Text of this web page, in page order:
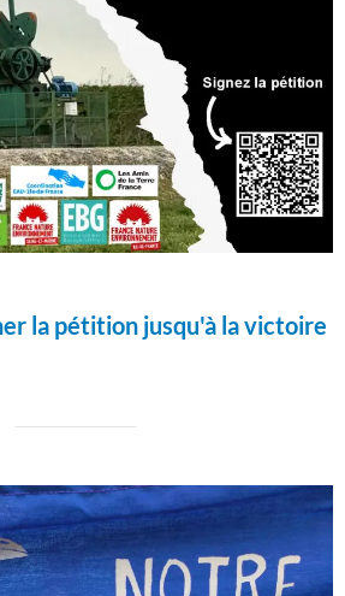
la pétition jusqu'à la victoire